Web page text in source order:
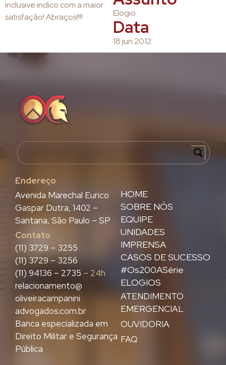
inclusive indico com a maior
satisfação! Abraços!!!!
Elogio
Data
18 jun 2012
Endereço
HOME
SOBRE NÓS
EQUIPE
UNIDADES
IMPRENSA
CASOS DE SUCESSO
#Os200ASérie
ELOGIOS
ATENDIMENTO
EMERGENCIAL
OUVIDORIA
FAQ
Avenida Marechal Eurico
Gaspar Dutra, 1402 –
Santana, São Paulo – SP
Contato
(11) 3729 – 3255
(11) 3729 – 3256
(11) 94136 – 2735 – 24h
relacionamento@
oliveiracampanini
advogados.com.br
Banca especializada em
Direito Militar e Segurança
Pública